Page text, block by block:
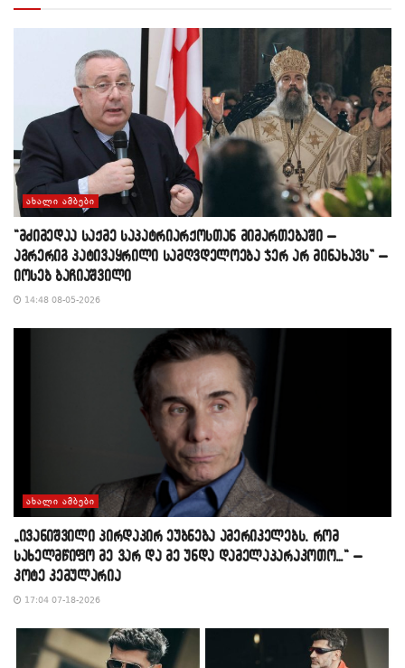
ᲐᲮᲐᲚᲘ ᲐᲛᲑᲔᲑᲘ
“მძიმედაა საქმე საპატრიარქოსთან მიმართებაში –
აგრერიგ პატივაყრილი სამღვდელოება ჯერ არ მინახავს” –
იოსებ ბაჩიაშვილი
14:48 08-05-2026
ᲐᲮᲐᲚᲘ ᲐᲛᲑᲔᲑᲘ
„ივანიშვილი პირდაპირ ეუბნება ამერიკელებს, რომ
სახელმწიფო მე ვარ და მე უნდა დამელაპარაკოთო…“ –
კოტე კემულარია
17:04 07-18-2026